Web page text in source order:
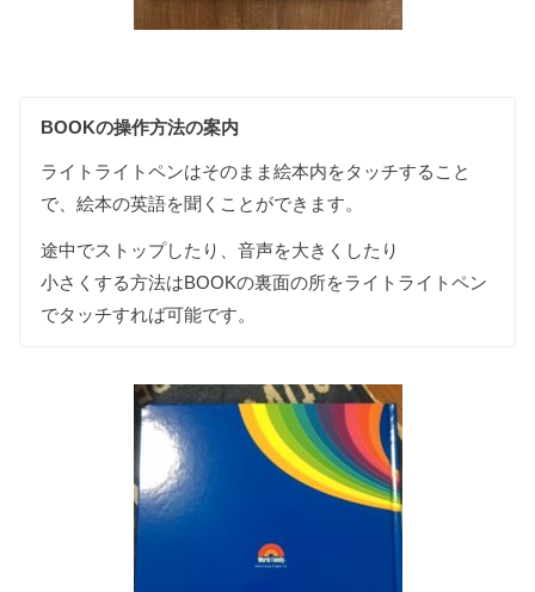
BOOKの操作方法の案内
ライトライトペンはそのまま絵本内をタッチすること
で、絵本の英語を聞くことができます。
途中でストップしたり、音声を大きくしたり
小さくする方法はBOOKの裏面の所をライトライトペン
でタッチすれば可能です。